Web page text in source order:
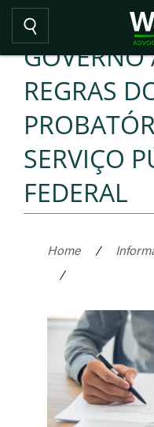
GOVERNO
REGRAS
SERVIÇO
FEDERAL
Home /
/